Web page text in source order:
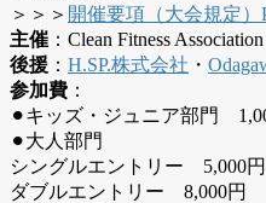
＞＞＞ 開催要項（大会規定）
主催 ：Clean Fitness
後援 ： H.SP.株式会社 ・
参加費 ：
⚫︎キッズ・ジュニア部門
⚫︎大人部門
シングルエントリー 5,000円
ダブルエントリー 8,000円